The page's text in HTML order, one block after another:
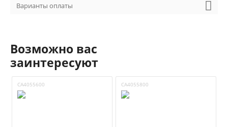
Варианты оплаты
Возможно вас
заинтересуют
CA4055600 CA4055800